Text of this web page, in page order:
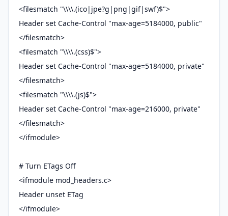
<filesmatch "\\\\.(ico|jpe?g|png|gif|swf)$">
Header set Cache-Control "max-age=5184000, public"
</filesmatch>
<filesmatch "\\\\.(css)$">
Header set Cache-Control "max-age=5184000, private"
</filesmatch>
<filesmatch "\\\\.(js)$">
Header set Cache-Control "max-age=216000, private"
</filesmatch>
</ifmodule>
# Turn ETags Off
<ifmodule mod_headers.c>
Header unset ETag
</ifmodule>